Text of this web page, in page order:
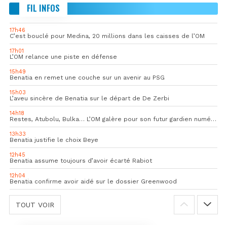
FIL INFOS
17h46
C’est bouclé pour Medina, 20 millions dans les caisses de l’OM
17h01
L’OM relance une piste en défense
15h49
Benatia en remet une couche sur un avenir au PSG
15h03
L’aveu sincère de Benatia sur le départ de De Zerbi
14h18
Restes, Atubolu, Bulka… L’OM galère pour son futur gardien numéro 1
13h33
Benatia justifie le choix Beye
12h45
Benatia assume toujours d’avoir écarté Rabiot
12h04
Benatia confirme avoir aidé sur le dossier Greenwood
TOUT VOIR